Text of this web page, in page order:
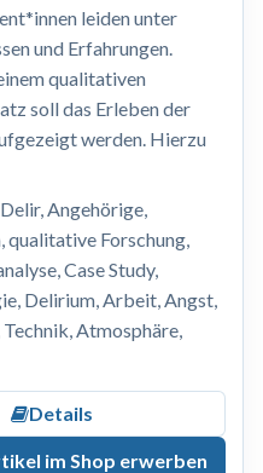
leiden unter
und Erfahrungen.
qualitativen
soll das Erleben der
werden. Hierzu
Angehörige,
qualitative Forschung,
Case Study,
Delirium, Arbeit, Angst,
Atmosphäre,
Details
im Shop erwerben